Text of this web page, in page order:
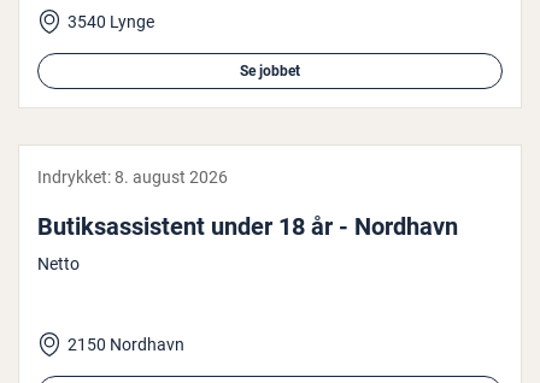
3540 Lynge
Se jobbet
Indrykket:8. august 2026
Bu­tiksas­si­stent under 18 år - Nordhavn
Netto
2150 Nordhavn